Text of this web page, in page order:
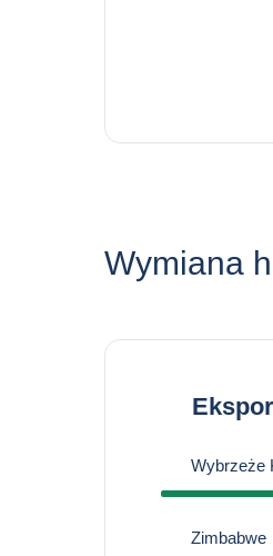
Wymiana
Wybrzeże
Zimbabwe